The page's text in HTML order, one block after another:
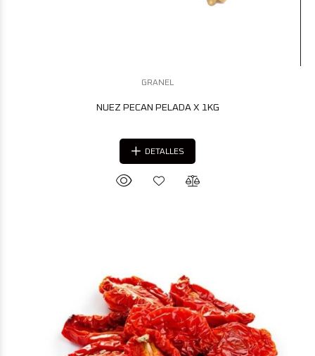
GRANEL
NUEZ PECAN PELADA X 1KG
DETALLES